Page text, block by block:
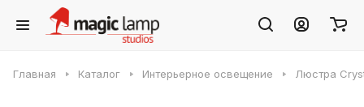
Главная Каталог Интерьерное освещение Люстра